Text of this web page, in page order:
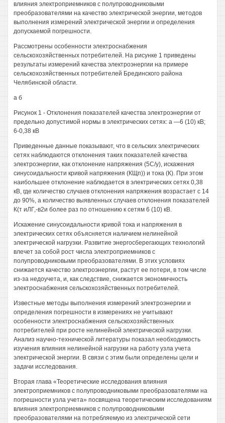
влияния электроприемников с полупроводниковыми
преобразователями на качество электрической энергии, методов
выполнения измерений электрической энергии и определения
допускаемой погрешности.
Рассмотрены особенности электроснабжения
сельскохозяйственных потребителей. На рисунке 1 приведены
результаты измерений качества электроэнергии на примере
сельскохозяйственных потребителей Брединского района
Челябинской области.
а б
Рисунок 1 - Отклонения показателей качества электроэнергии от
предельно допустимой нормы в электрических сетях: а —6 (10) кВ;
6-0,38 кВ
Приведенные данные показывают, что в сельских электрических
сетях наблюдаются отклонения таких показателей качества
электроэнергии, как отклонение напряжения (5С/у), искажения
синусоидальности кривой напряжения (КЩп)) и тока (К). При этом
наибольшее отклонение наблюдается в электрических сетях 0,38
кВ, где количество случаев отклонения напряжения возрастает с 14
до 90%, а количество выявленных случаев отклонения показателей
К(т иЛГ,-в2и более раз по отношению к сетям 6 (10) кВ.
Искажение синусоидальности кривой тока и напряжения в
электрических сетях объясняется наличием нелинейной
электрической нагрузки. Развитие энергосберегающих технологий
влечет за собой рост числа электроприемников с
полупроводниковыми преобразователями. В этих условиях
снижается качество электроэнергии, растут ее потери, в том числе
из-за недоучета, и, как следствие, снижается экономичность
электроснабжения сельскохозяйственных потребителей.
Известные методы выполнения измерений электроэнергии и
определения погрешности в измерениях не учитывают
особенности электроснабжения сельскохозяйственных
потребителей при росте нелинейной электрической нагрузки.
Анализ научно-технической литературы показал необходимость
изучения влияния нелинейной нагрузки на работу узла учета
электрической энергии. В связи с этим были определены цели и
задачи исследования.
Вторая глава «Теоретические исследования влияния
электроприемников с полупроводниковыми преобразователями на
погрешности узла учета» посвящена теоретическим исследованиям
влияния электроприемников с полупроводниковыми
преобразователями на потребляемую из электрической сети